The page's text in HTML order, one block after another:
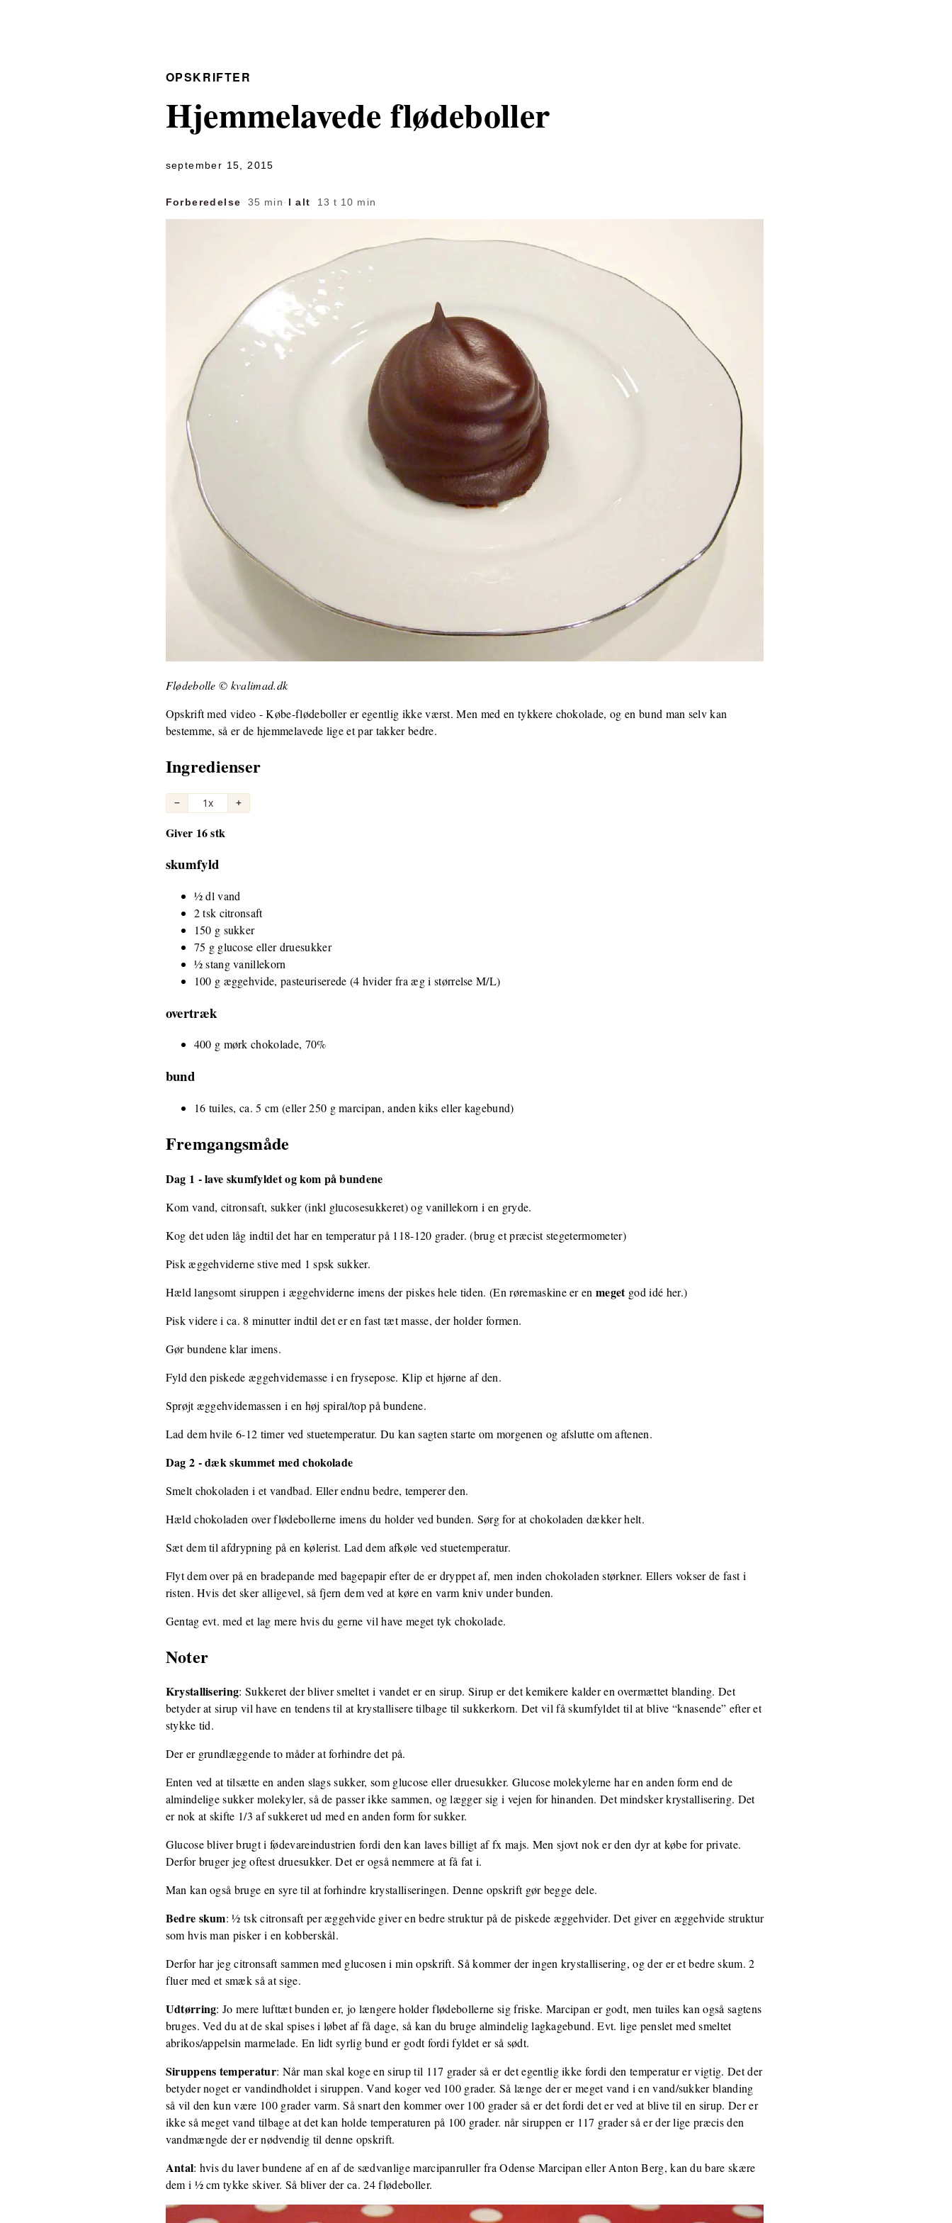
OPSKRIFTER
Hjemmelavede flødeboller
september 15, 2015
Forberedelse 35 min · I alt 13 t 10 min
Flødebolle © kvalimad.dk
Opskrift med video - Købe-flødeboller er egentlig ikke værst. Men med en tykkere chokolade, og en bund man selv kan
bestemme, så er de hjemmelavede lige et par takker bedre.
Ingredienser
− 1x +
Giver 16 stk
skumfyld
½ dl vand
2 tsk citronsaft
150 g sukker
75 g glucose eller druesukker
½ stang vanillekorn
100 g æggehvide, pasteuriserede (4 hvider fra æg i størrelse M/L)
overtræk
400 g mørk chokolade, 70%
bund
16 tuiles, ca. 5 cm (eller 250 g marcipan, anden kiks eller kagebund)
Fremgangsmåde
Dag 1 - lave skumfyldet og kom på bundene
Kom vand, citronsaft, sukker (inkl glucosesukkeret) og vanillekorn i en gryde.
Kog det uden låg indtil det har en temperatur på 118-120 grader. (brug et præcist stegetermometer)
Pisk æggehviderne stive med 1 spsk sukker.
Hæld langsomt siruppen i æggehviderne imens der piskes hele tiden. (En røremaskine er enmegetgod idé her.)
Pisk videre i ca. 8 minutter indtil det er en fast tæt masse, der holder formen.
Gør bundene klar imens.
Fyld den piskede æggehvidemasse i en frysepose. Klip et hjørne af den.
Sprøjt æggehvidemassen i en høj spiral/top på bundene.
Lad dem hvile 6-12 timer ved stuetemperatur. Du kan sagten starte om morgenen og afslutte om aftenen.
Dag 2 - dæk skummet med chokolade
Smelt chokoladen i et vandbad. Eller endnu bedre, temperer den.
Hæld chokoladen over flødebollerne imens du holder ved bunden. Sørg for at chokoladen dækker helt.
Sæt dem til afdrypning på en kølerist. Lad dem afkøle ved stuetemperatur.
Flyt dem over på en bradepande med bagepapir efter de er dryppet af, men inden chokoladen størkner. Ellers vokser de fast i
risten. Hvis det sker alligevel, så fjern dem ved at køre en varm kniv under bunden.
Gentag evt. med et lag mere hvis du gerne vil have meget tyk chokolade.
Noter
Krystallisering: Sukkeret der bliver smeltet i vandet er en sirup. Sirup er det kemikere kalder en overmættet blanding. Det
betyder at sirup vil have en tendens til at krystallisere tilbage til sukkerkorn. Det vil få skumfyldet til at blive “knasende” efter et
stykke tid.
Der er grundlæggende to måder at forhindre det på.
Enten ved at tilsætte en anden slags sukker, som glucose eller druesukker. Glucose molekylerne har en anden form end de
almindelige sukker molekyler, så de passer ikke sammen, og lægger sig i vejen for hinanden. Det mindsker krystallisering. Det
er nok at skifte 1/3 af sukkeret ud med en anden form for sukker.
Glucose bliver brugt i fødevareindustrien fordi den kan laves billigt af fx majs. Men sjovt nok er den dyr at købe for private.
Derfor bruger jeg oftest druesukker. Det er også nemmere at få fat i.
Man kan også bruge en syre til at forhindre krystalliseringen. Denne opskrift gør begge dele.
Bedre skum: ½ tsk citronsaft per æggehvide giver en bedre struktur på de piskede æggehvider. Det giver en æggehvide struktur
som hvis man pisker i en kobberskål.
Derfor har jeg citronsaft sammen med glucosen i min opskrift. Så kommer der ingen krystallisering, og der er et bedre skum. 2
fluer med et smæk så at sige.
Udtørring: Jo mere lufttæt bunden er, jo længere holder flødebollerne sig friske. Marcipan er godt, men tuiles kan også sagtens
bruges. Ved du at de skal spises i løbet af få dage, så kan du bruge almindelig lagkagebund. Evt. lige penslet med smeltet
abrikos/appelsin marmelade. En lidt syrlig bund er godt fordi fyldet er så sødt.
Siruppens temperatur: Når man skal koge en sirup til 117 grader så er det egentlig ikke fordi den temperatur er vigtig. Det der
betyder noget er vandindholdet i siruppen. Vand koger ved 100 grader. Så længe der er meget vand i en vand/sukker blanding
så vil den kun være 100 grader varm. Så snart den kommer over 100 grader så er det fordi det er ved at blive til en sirup. Der er
ikke så meget vand tilbage at det kan holde temperaturen på 100 grader. når siruppen er 117 grader så er der lige præcis den
vandmængde der er nødvendig til denne opskrift.
Antal: hvis du laver bundene af en af de sædvanlige marcipanruller fra Odense Marcipan eller Anton Berg, kan du bare skære
dem i ½ cm tykke skiver. Så bliver der ca. 24 flødeboller.